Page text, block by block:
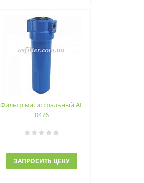
Фильтр магистральный AF
0476
ЗАПРОСИТЬ ЦЕНУ